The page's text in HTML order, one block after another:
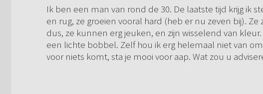
Ik ben een man van rond de 30. De laatste tijd krijg ik
en rug, ze groeien vooral hard (heb er nu zeven bij).
dus, ze kunnen erg jeuken, en zijn wisselend van
een lichte bobbel. Zelf hou ik erg helemaal niet van
voor niets komt, sta je mooi voor aap. Wat zou u